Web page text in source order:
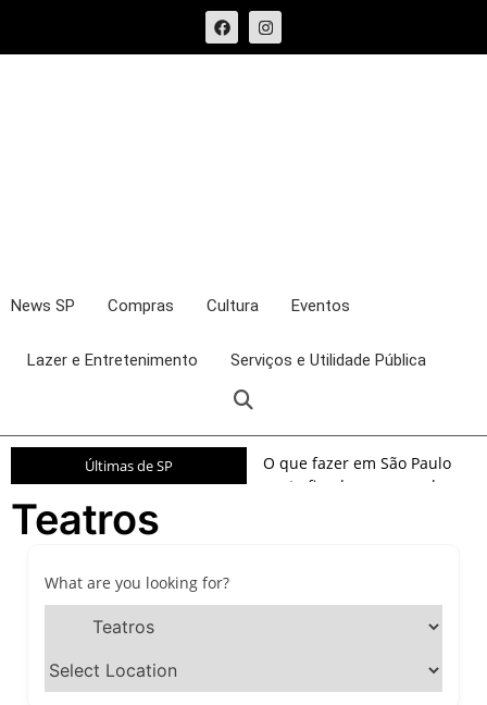
News SP Compras Cultura Eventos
Lazer e Entretenimento Serviços e Utilidade Pública
Últimas de SP
O que fazer em São Paulo
neste fim de semana: shows,
passeios imperdíveis nos
dias 8 e 9 de agosto de 2026
transforma o Bixiga em um
pedaço da Itália durante
Teatros
What are you looking for?